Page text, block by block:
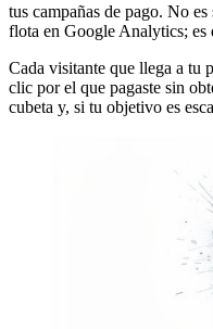
tus campañas de pago. No
flota en Google Analytics; es
Cada visitante que llega a tu
clic por el que pagaste sin
cubeta y, si tu objetivo es